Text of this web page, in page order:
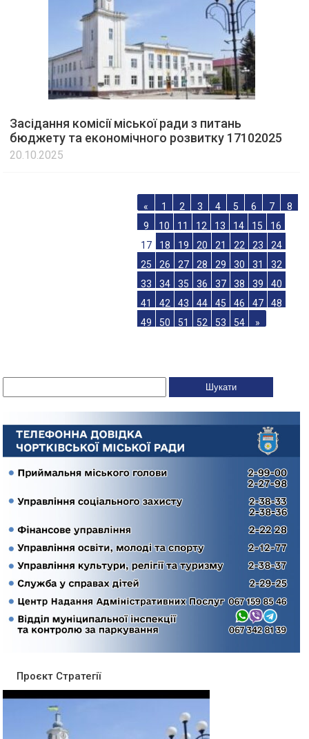
Засідання комісії міської ради з питань
бюджету та економічного розвитку 17102025
20.10.2025
« 1 2 3 4 5 6 7
8
9
10 11 12 13 14 15
16
17
18 19 20 21 22 23
24
25
26 27 28 29 30 31
32
33
34 35 36 37 38 39
40
41
42 43 44 45 46 47
48
49
50 51 52 53 54 »
Проєкт Стратегії